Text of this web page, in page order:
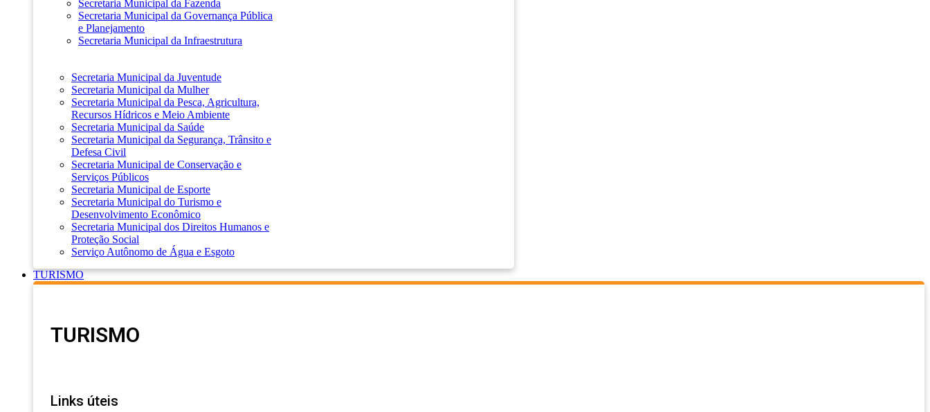
Secretaria Municipal da Fazenda
Secretaria Municipal da Governança Pública
e Planejamento
Secretaria Municipal da Infraestrutura
Secretaria Municipal da Juventude
Secretaria Municipal da Mulher
Secretaria Municipal da Pesca, Agricultura,
Recursos Hídricos e Meio Ambiente
Secretaria Municipal da Saúde
Secretaria Municipal da Segurança, Trânsito e
Defesa Civil
Secretaria Municipal de Conservação e
Serviços Públicos
Secretaria Municipal de Esporte
Secretaria Municipal do Turismo e
Desenvolvimento Econômico
Secretaria Municipal dos Direitos Humanos e
Proteção Social
Serviço Autônomo de Água e Esgoto
TURISMO
TURISMO
Links úteis